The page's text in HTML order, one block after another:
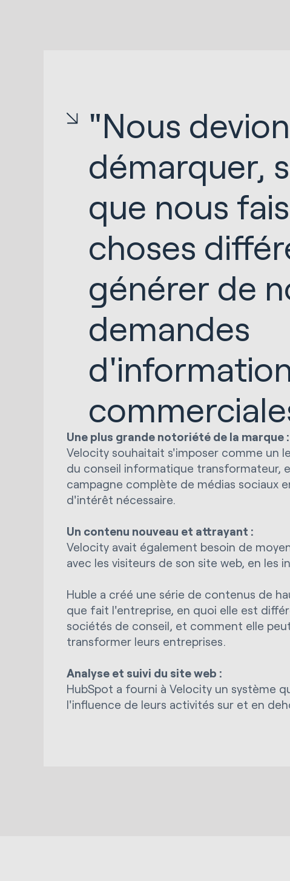
"Nous
démarquer,
que nous
choses
générer de
demandes
Une plus grande notoriété de la marque :
Velocity souhaitait s'imposer comme un
du conseil informatique transformateur,
campagne complète de médias sociaux
d'intérêt nécessaire.
Un contenu nouveau et attrayant :
Velocity avait également besoin de
avec les visiteurs de son site web, en les
Huble a créé une série de contenus de
que fait l'entreprise, en quoi elle est
sociétés de conseil, et comment elle
transformer leurs entreprises.
Analyse et suivi du site web :
HubSpot a fourni à Velocity un système
l'influence de leurs activités sur et en